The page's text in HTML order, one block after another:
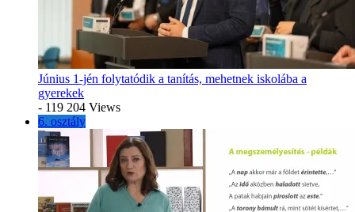
Június 1-jén folytatódik a tanítás, mehetnek iskolába a
gyerekek
- 119 204 Views
6. osztály